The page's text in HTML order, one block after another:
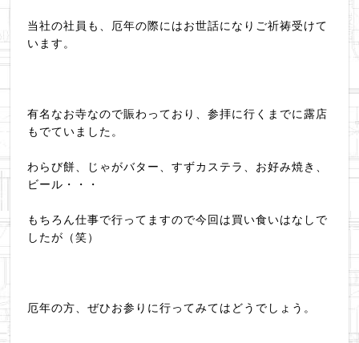
当社の社員も、厄年の際にはお世話になりご祈祷受けて
います。
有名なお寺なので賑わっており、参拝に行くまでに露店
もでていました。
わらび餅、じゃがバター、すずカステラ、お好み焼き、
ビール・・・
もちろん仕事で行ってますので今回は買い食いはなしで
したが（笑）
厄年の方、ぜひお参りに行ってみてはどうでしょう。